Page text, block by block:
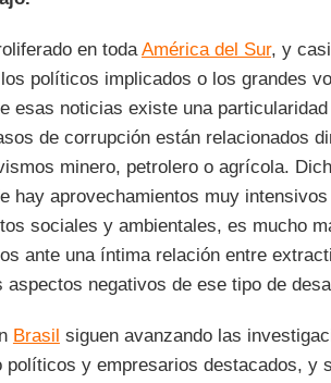
en todaAmérica del Sur, y
políticos implicados o los grandes
esas noticias existe una
de corrupción están relacionados
minero, petrolero o agrícola.
hay aprovechamientos muy
sociales y ambientales, es mucho
ante una íntima relación entre
negativos de ese tipo de
Brasil siguen avanzando las
políticos y empresarios destacados, y